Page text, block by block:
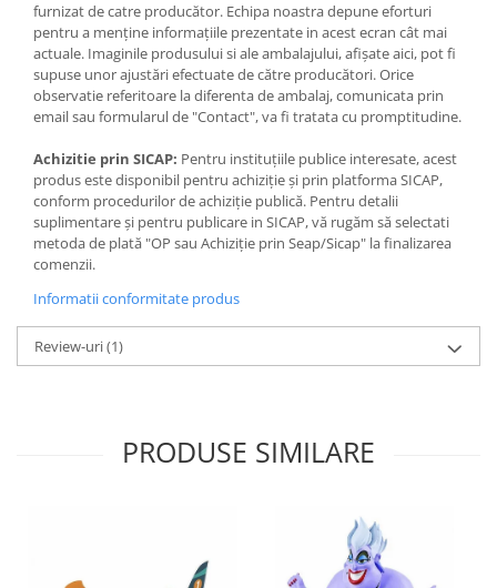
furnizat de catre producător. Echipa noastra depune eforturi
pentru a menține informațiile prezentate in acest ecran cât mai
actuale. Imaginile produsului si ale ambalajului, afișate aici, pot fi
supuse unor ajustări efectuate de către producători. Orice
observatie referitoare la diferenta de ambalaj, comunicata prin
email sau formularul de "Contact", va fi tratata cu promptitudine.
Achizitie prin SICAP: Pentru instituțiile publice interesate, acest
produs este disponibil pentru achiziție și prin platforma SICAP,
conform procedurilor de achiziție publică. Pentru detalii
suplimentare și pentru publicare in SICAP, vă rugăm să selectati
metoda de plată "OP sau Achiziție prin Seap/Sicap" la finalizarea
comenzii.
Informatii conformitate produs
Review-uri(1)
PRODUSE SIMILARE